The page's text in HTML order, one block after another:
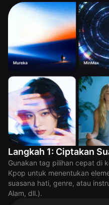
Langkah 1: Ciptakan
Gunakan tag pilihan cepat di
Kpop untuk menentukan
suasana hati, genre, atau
Alam, dll.).